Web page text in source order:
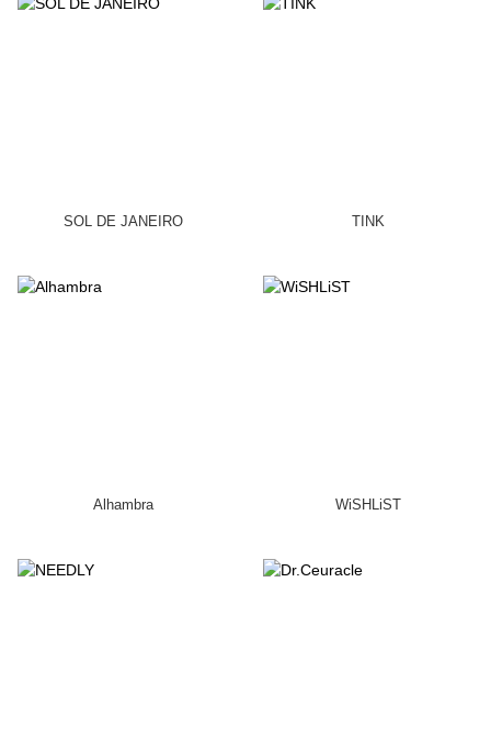
SOL DE JANEIRO TINK
Alhambra WiSHLiST